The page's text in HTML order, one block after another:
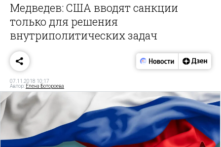
Медведев: США вводят санкции
только для решения
внутриполитических задач
07.11.2018 10:17
Автор: Елена Ботороева